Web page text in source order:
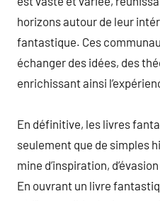
horizons autour de leur
fantastique. Ces
échanger des idées, des
enrichissant ainsi
En définitive, les livres
seulement que de simples
mine d’inspiration,
En ouvrant un livre